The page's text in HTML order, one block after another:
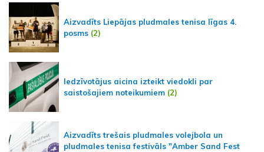
Aizvadīts Liepājas pludmales tenisa līgas 4.
posms (2)
Iedzīvotājus aicina izteikt viedokli par
saistošajiem noteikumiem (2)
Aizvadīts trešais pludmales volejbola un
pludmales tenisa festivāls "Amber Sand Fest